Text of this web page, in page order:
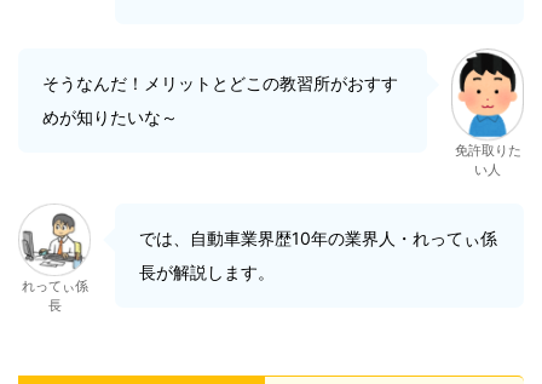
そうなんだ！メリットとどこの教習所がおすす
めが知りたいな～
免許取りた
い人
れってぃ係
長
では、自動車業界歴10年の業界人・れってぃ係
長が解説します。